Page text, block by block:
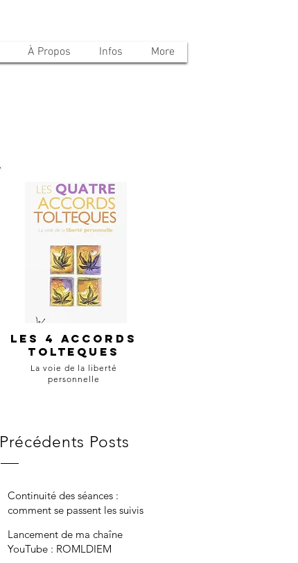
À Propos Infos More
Les 4 accords
tolteques
La voie de la liberté
personnelle
Précédents Posts
Continuité des séances :
comment se passent les suivis
Lancement de ma chaîne
YouTube : ROMLDIEM